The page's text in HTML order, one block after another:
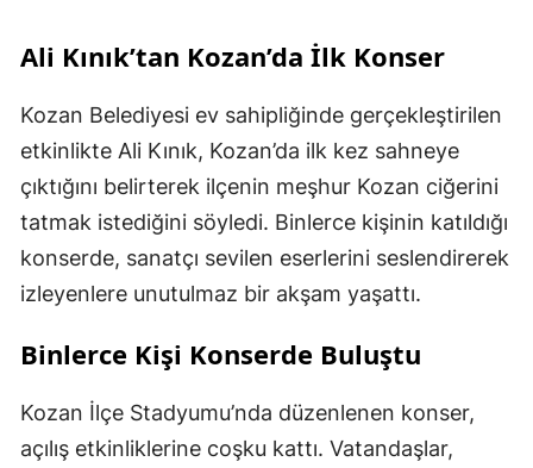
Ali Kınık’tan Kozan’da İlk Konser
Kozan Belediyesi ev sahipliğinde gerçekleştirilen
etkinlikte Ali Kınık, Kozan’da ilk kez sahneye
çıktığını belirterek ilçenin meşhur Kozan ciğerini
tatmak istediğini söyledi. Binlerce kişinin katıldığı
konserde, sanatçı sevilen eserlerini seslendirerek
izleyenlere unutulmaz bir akşam yaşattı.
Binlerce Kişi Konserde Buluştu
Kozan İlçe Stadyumu’nda düzenlenen konser,
açılış etkinliklerine coşku kattı. Vatandaşlar,